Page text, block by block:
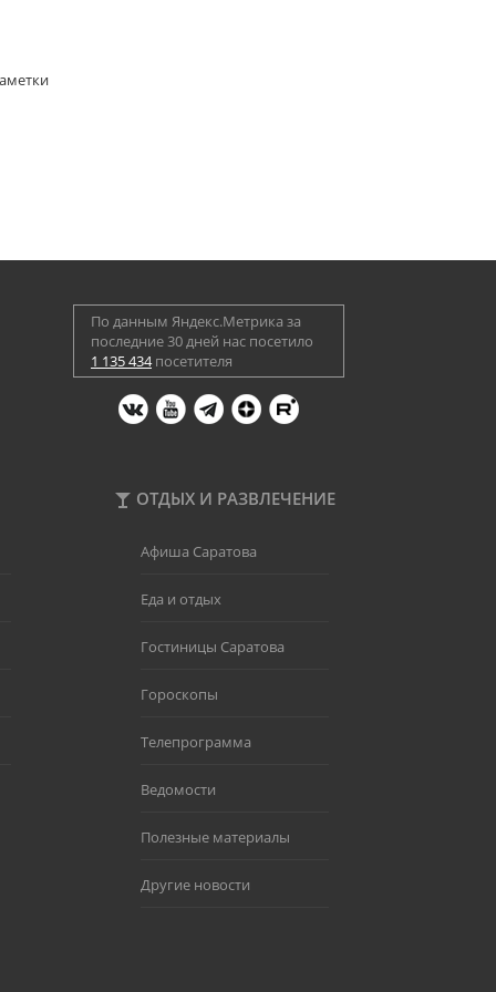
По данным Яндекс.Метрика за
последние 30 дней нас посетило
1 135 434посетителя
ОТДЫХ И РАЗВЛЕЧЕНИЕ
Афиша Саратова
Еда и отдых
Гостиницы Саратова
Гороскопы
Телепрограмма
Ведомости
Полезные материалы
Другие новости